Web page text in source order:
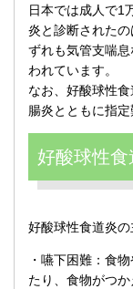
日本では成人で1
炎と診断された
ずれも気管支喘
われています。
なお、好酸球性
腸炎とともに指定
好酸球性食
好酸球性食道炎の
・嚥下困難：食
たり、食物がつか